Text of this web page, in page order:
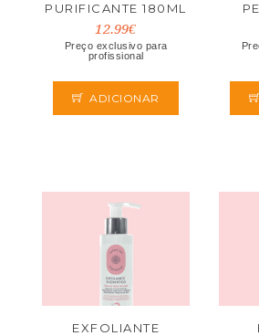
PURIFICANTE 180ML
PERFECTS SKIN
12.99€
Preço exclusivo para
profissional
ADICIONAR
EXFOLIANTE